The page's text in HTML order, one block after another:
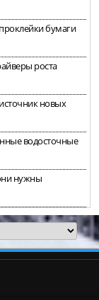
бумаги
роста
новых
водосточные
нужны